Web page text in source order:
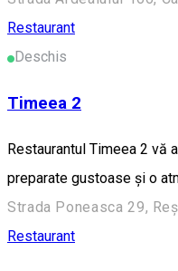
Restaurant
Deschis
Timeea 2
Restaurantul Timeea 2 vă
preparate gustoase și o
Strada Poneasca 29,
Restaurant